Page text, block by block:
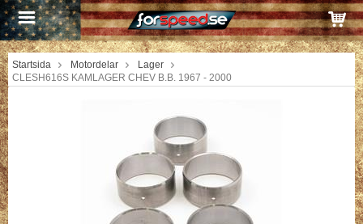
Startsida Motordelar
Lager
CLESH616S KAMLAGER CHEV B.B. 1967 - 2000